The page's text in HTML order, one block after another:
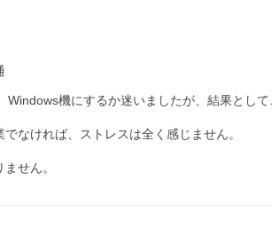
機にするか迷いましたが、結果として
なければ、ストレスは全く感じません。
せん。